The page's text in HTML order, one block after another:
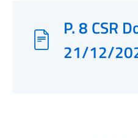
P. 8 CSR
21/12/